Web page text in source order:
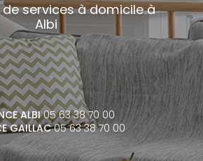
de services à domicile à
Albi
ALBI05 63 38 70 00
GAILLAC05 63 38 70 00